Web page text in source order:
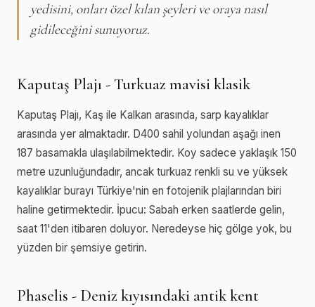
yedisini, onları özel kılan şeyleri ve oraya nasıl
gidileceğini sunuyoruz.
Kaputaş Plajı - Turkuaz mavisi klasik
Kaputaş Plajı, Kaş ile Kalkan arasında, sarp kayalıklar
arasında yer almaktadır. D400 sahil yolundan aşağı inen
187 basamakla ulaşılabilmektedir. Koy sadece yaklaşık 150
metre uzunluğundadır, ancak turkuaz renkli su ve yüksek
kayalıklar burayı Türkiye'nin en fotojenik plajlarından biri
haline getirmektedir. İpucu: Sabah erken saatlerde gelin,
saat 11'den itibaren doluyor. Neredeyse hiç gölge yok, bu
yüzden bir şemsiye getirin.
Phaselis - Deniz kıyısındaki antik kent